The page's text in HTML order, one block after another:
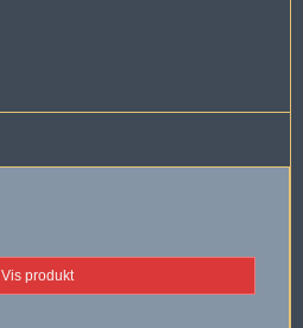
Vis produkt